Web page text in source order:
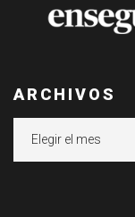
ARCHIVOS